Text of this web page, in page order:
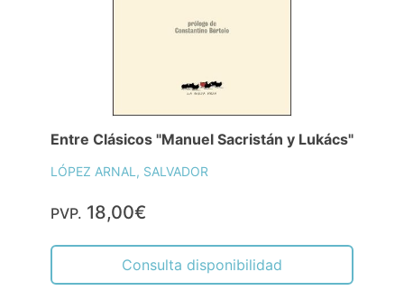
Entre Clásicos "Manuel Sacristán y Lukács"
LÓPEZ ARNAL, SALVADOR
PVP. 18,00€
Consulta disponibilidad